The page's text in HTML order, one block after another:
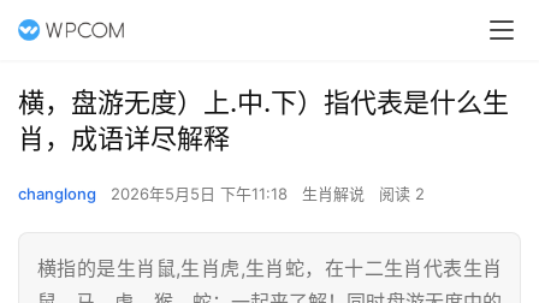
横，盘游无度）上.中.下）指代表是什么生
肖，成语详尽解释
changlong 2026年5月5日 下午11:18 生肖解说 阅读 2
横指的是生肖鼠,生肖虎,生肖蛇，在十二生肖代表生肖